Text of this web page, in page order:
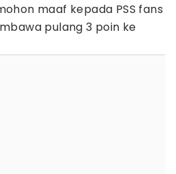
maaf kepada PSS fans
pulang 3 poin ke